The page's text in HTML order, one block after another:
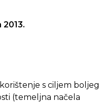
2013.
s ciljem boljeg
(temeljna načela